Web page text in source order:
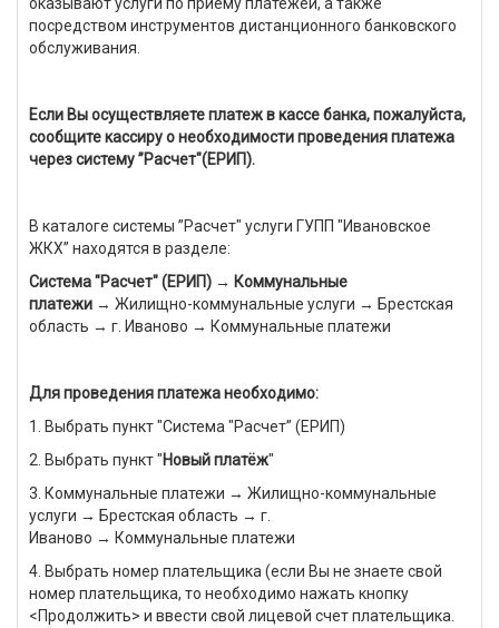
посредством инструментов дистанционного банковского
обслуживания.
Если Вы осуществляете платеж в кассе банка, пожалуйста,
сообщите кассиру о необходимости проведения платежа
через систему ”Расчет"(ЕРИП).
В каталоге сиcтемы ”Расчет" услуги ГУПП "Ивановское
ЖКХ” находятся в разделе:
Система "Расчет" (ЕРИП) → Коммунальные
платежи → Жилищно-коммунальные услуги → Брестская
область → г. Иваново → Коммунальные платежи
Для проведения платежа необходимо:
1. Выбрать пункт "Система "Расчет” (ЕРИП)
2. Выбрать пункт "Новый платёж"
3. Коммунальные платежи → Жилищно-коммунальные
услуги → Брестская область → г.
Иваново → Коммунальные платежи
4. Выбрать номер плательщика (если Вы не знаете свой
номер плательщика, то необходимо нажать кнопку
<Продолжить> и ввести свой лицевой счет плательщика.